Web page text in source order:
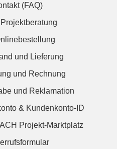
(FAQ)
und Lieferung
und Rechnung
und Reklamation
& Kundenkonto-ID
Projekt-Marktplatz